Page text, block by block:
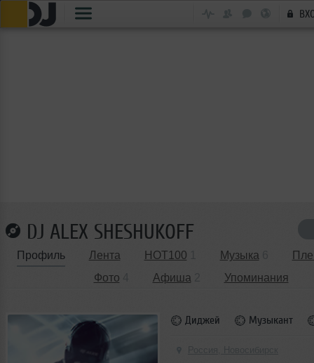
DJ ALEX SHESHUKOFF
Профиль Лента HOT100 Музыка
Фото
Афиша Упоминания
Диджей Музыкант